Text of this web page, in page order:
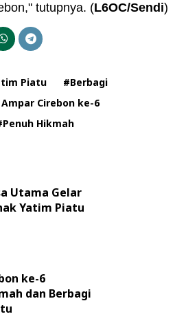
tutupnya. (L6OC/Sendi)
Piatu
#Berbagi
Cirebon ke-6
Hikmah
Utama Gelar
Yatim Piatu
ke-6
dan Berbagi